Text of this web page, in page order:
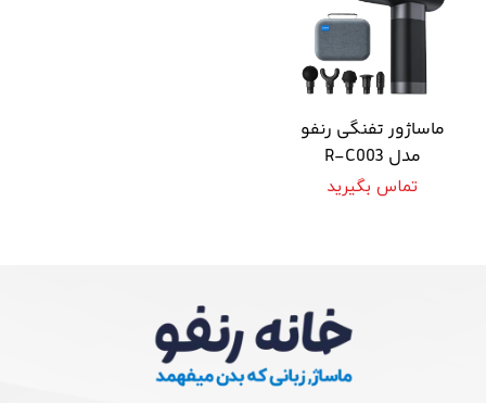
ماساژور تفنگی رنفو
مدل R-C003
تماس بگیرید